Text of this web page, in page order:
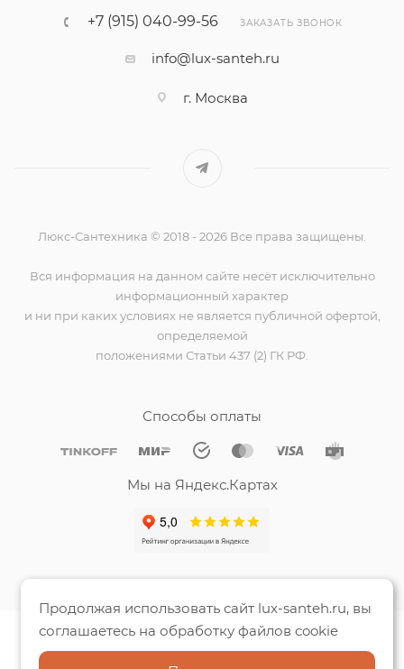
+7 (915) 040-99-56 ЗАКАЗАТЬ ЗВОНОК
info@lux-santeh.ru
г. Москва
Люкс-Сантехника © 2018 - 2026 Все права защищены.
Вся информация на данном сайте несёт исключительно
информационный характер
и ни при каких условиях не является публичной офертой,
определяемой
положениями Статьи 437 (2) ГК РФ.
Способы оплаты
Мы на Яндекс.Картах
Продолжая использовать сайт lux-santeh.ru, вы
соглашаетесь на обработку файлов cookie